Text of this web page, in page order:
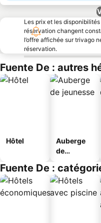
Les prix et les
réservation changent
l’offre affichée sur trivago
réservation.
Fuente De : autres
Hôtel
Auberge
de
Fuente De :